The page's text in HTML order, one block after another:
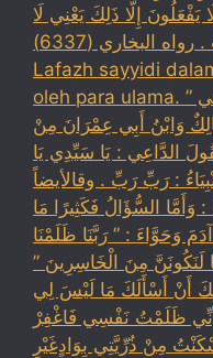
إِلَّا ذَلِكَ ‏‏يَعْنِي لَا
يَفْعَلُونَ إِلَّا ذَلِكَ ‏ ‏الِاجْتِنَابَ . رواه البخاري (6337) .
Lafazh sayyidi
oleh para ulama. قال شيخُ الإسلامِ ابنُ تيميةَ في ”
كَرِهَ مَالِكٌ وَابْنُ أَبِي عِمْرَانَ مِنْ
الدَّاعِي : يَا سَيِّدِي يَا
: رَبِّ رَبِّ . وقالأيضاً
” الفتاوى ” (10/285) : وَأَمَّا السُّؤَالُ فَكَثِيرًا مَا
وَحَوَّاءَ : ” رَبَّنَا ظَلَمْنَا
لَنَكُونَنَّ مِنَ الْخَاسِرِينَ ”
أَنْ أَسْأَلَكَ مَا لَيْسَ لِي
ظَلَمْتُ نَفْسِي فَاغْفِرْ
مِنْ ذُرِّيَّتِي بِوَادٍغَيْرِ